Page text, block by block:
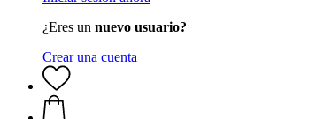
¿Eres un nuevo usuario?
Crear una cuenta